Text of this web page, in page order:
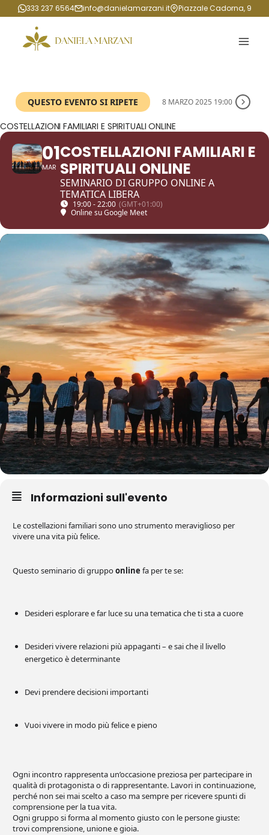
Salta
contenuto
333 237 6564 info@danielamarzani.it Piazzale Cadorna, 9
QUESTO EVENTO SI RIPETE 8 MARZO 2025 19:00
COSTELLAZIONI FAMILIARI E SPIRITUALI ONLINE
01
MAR
COSTELLAZIONI FAMILIARI E
SPIRITUALI ONLINE
SEMINARIO DI GRUPPO ONLINE A
TEMATICA LIBERA
19:00 - 22:00 (GMT+01:00)
Online su Google Meet
Informazioni sull'evento
Le costellazioni familiari sono uno strumento meraviglioso per
vivere una vita più felice.
Questo seminario di gruppoonline fa per te se:
Desideri esplorare e far luce su una tematica che ti sta a cuore
Desideri vivere relazioni più appaganti – e sai che il livello
energetico è determinante
Devi prendere decisioni importanti
Vuoi vivere in modo più felice e pieno
Ogni incontro rappresenta un’occasione preziosa per partecipare in
qualità di protagonista o di rappresentante. Lavori in continuazione,
perché non sei mai scelto a caso ma sempre per ricevere spunti di
comprensione per la tua vita.
Ogni gruppo si forma al momento giusto con le persone giuste:
trovi comprensione, unione e gioia.